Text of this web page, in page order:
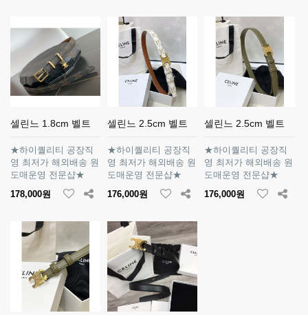
셀린느 1.8cm 벨트
★하이퀄리티 공장직
영 최저가 해외배송 원
도매운영 전문샵★
178,000원
셀린느 2.5cm 벨트
★하이퀄리티 공장직
영 최저가 해외배송 원
도매운영 전문샵★
176,000원
셀린느 2.5cm 벨트
★하이퀄리티 공장직
영 최저가 해외배송 원
도매운영 전문샵★
176,000원